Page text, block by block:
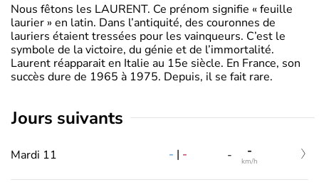
Nous fêtons les LAURENT. Ce prénom signifie « feuille
laurier » en latin. Dans l’antiquité, des couronnes de
lauriers étaient tressées pour les vainqueurs. C’est le
symbole de la victoire, du génie et de l’immortalité.
Laurent réapparait en Italie au 15e siècle. En France, son
succès dure de 1965 à 1975. Depuis, il se fait rare.
jours suivants
Mardi 11 - | - - -
km/h